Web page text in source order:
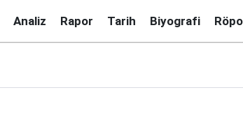
Analiz Rapor Tarih Biyografi